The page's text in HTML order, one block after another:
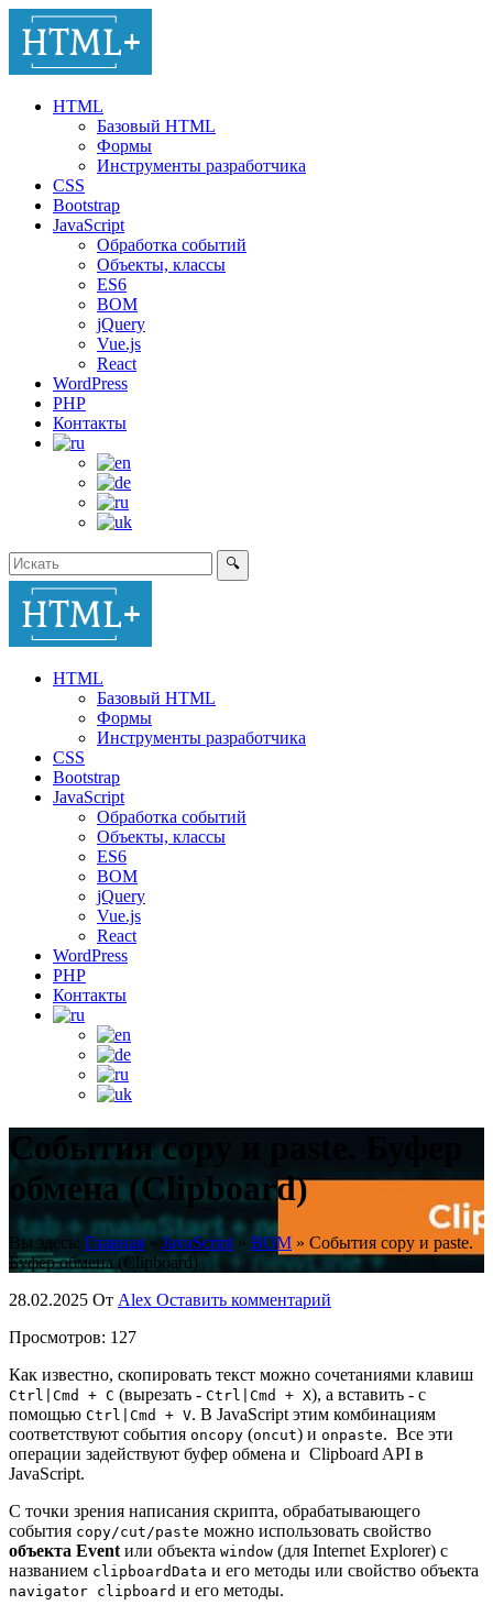
HTML
Базовый HTML
Формы
Инструменты разработчика
CSS
Bootstrap
JavaScript
Обработка событий
Объекты, классы
ES6
BOM
jQuery
Vue.js
React
WordPress
PHP
Контакты
🔍
HTML
Базовый HTML
Формы
Инструменты разработчика
CSS
Bootstrap
JavaScript
Обработка событий
Объекты, классы
ES6
BOM
jQuery
Vue.js
React
WordPress
PHP
Контакты
События copy и paste. Буфер
обмена (Clipboard)
Вы здесь: Главная »JavaScript » BOM » События copy и paste.
Буфер обмена (Clipboard)
28.02.2025 От Alex Оставить комментарий
Просмотров: 127
Как известно, скопировать текст можно сочетаниями клавиш
Ctrl|Cmd + С (вырезать - Ctrl|Cmd + X), а вставить - с
помощью Ctrl|Cmd + V. В JavaScript этим комбинациям
соответствуют события oncopy (oncut) и onpaste. Все эти
операции задействуют буфер обмена и Clipboard API в
JavaScript.
С точки зрения написания скрипта, обрабатывающего
события copy/cut/paste можно использовать свойство
объекта Event или объекта window (для Internet Explorer) с
названием clipboardData и его методы или свойство объекта
navigator clipboard и его методы.